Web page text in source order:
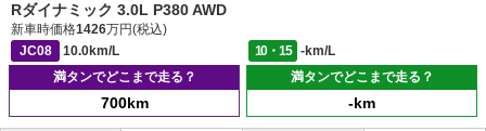
Rダイナミック 3.0L P380 AWD
新車時価格1426万円(税込)
JC08
10.0km/L 10・15
-km/L
満タンでどこまで走る？
700km
満タンでどこまで走る？
-km